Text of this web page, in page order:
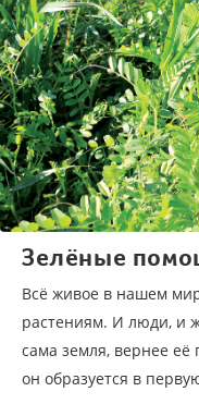
Зелёные
Всё живое в нашем
растениям. И люди, и
сама земля, вернее
он образуется в